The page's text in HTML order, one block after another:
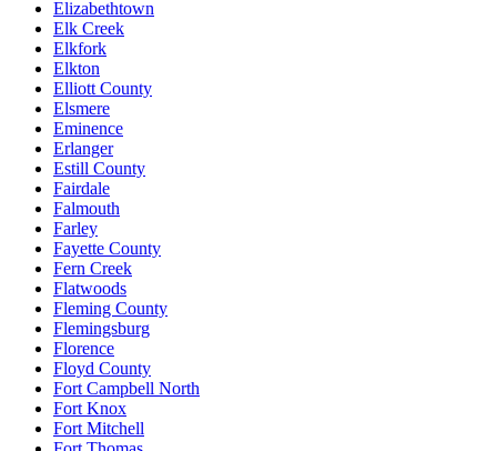
Elizabethtown
Elk Creek
Elkfork
Elkton
Elliott County
Elsmere
Eminence
Erlanger
Estill County
Fairdale
Falmouth
Farley
Fayette County
Fern Creek
Flatwoods
Fleming County
Flemingsburg
Florence
Floyd County
Fort Campbell North
Fort Knox
Fort Mitchell